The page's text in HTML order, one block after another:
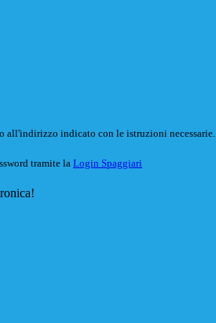
all'indirizzo indicato con le istruzioni necessarie.
tramite la Login Spaggiari